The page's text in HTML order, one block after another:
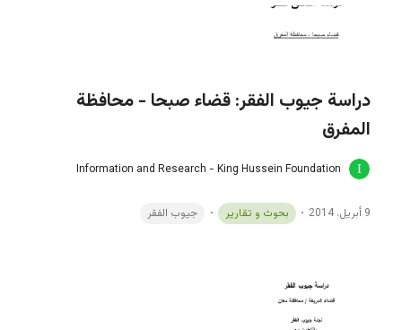
دراسة جيوب الفقر: قضاء صبحا - محافظة
المفرق
Information and Research - King Hussein Foundation
9 أبريل، 2014 بحوث و تقارير جيوب الفقر